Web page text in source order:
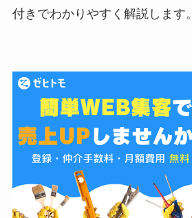
付きでわかりやすく解説します。